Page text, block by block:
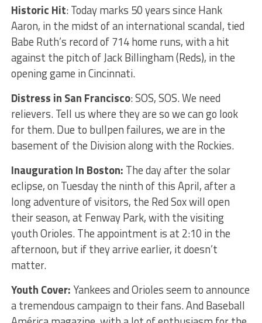
Historic Hit: Today marks 50 years since Hank
Aaron, in the midst of an international scandal, tied
Babe Ruth’s record of 714 home runs, with a hit
against the pitch of Jack Billingham (Reds), in the
opening game in Cincinnati.
Distress in San Francisco: SOS, SOS. We need
relievers. Tell us where they are so we can go look
for them. Due to bullpen failures, we are in the
basement of the Division along with the Rockies.
Inauguration In Boston: The day after the solar
eclipse, on Tuesday the ninth of this April, after a
long adventure of visitors, the Red Sox will open
their season, at Fenway Park, with the visiting
youth Orioles. The appointment is at 2:10 in the
afternoon, but if they arrive earlier, it doesn’t
matter.
Youth Cover:Yankees and Orioles seem to announce
a tremendous campaign to their fans. And Baseball